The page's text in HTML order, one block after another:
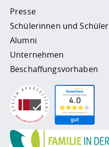
Presse
Schülerinnen und Schüler
Alumni
Unternehmen
Beschaffungsvorhaben